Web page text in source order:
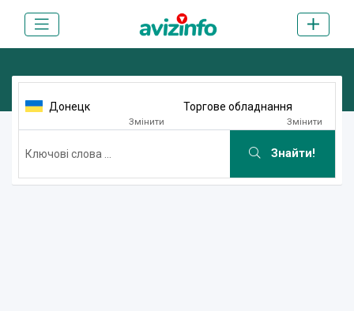
Донецк
Змінити
Торгове обладнання
Змінити
Знайти!